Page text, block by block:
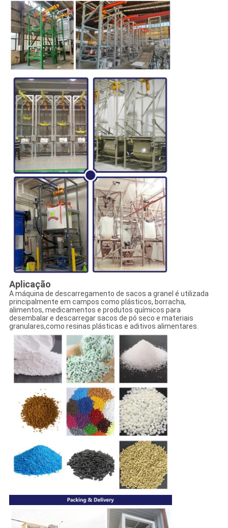
Aplicação
A máquina de descarregamento de sacos a granel é utilizada
principalmente em campos como plásticos, borracha,
alimentos, medicamentos e produtos químicos para
desembalar e descarregar sacos de pó seco e materiais
granulares,como resinas plásticas e aditivos alimentares.